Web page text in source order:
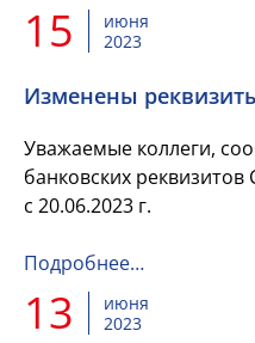
15
июня
2023
Изменены
Уважаемые коллеги,
банковских
с 20.06.2023 г.
Подробнее…
13
июня
2023